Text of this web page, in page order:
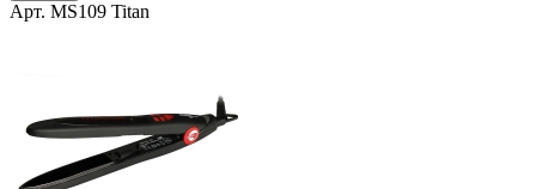
Арт. MS109 Titan